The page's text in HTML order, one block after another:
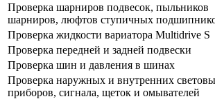
Проверка шарниров подвесок, пыльников
шарниров, люфтов ступичных
Проверка жидкости вариатора Multidrive S
Проверка передней и задней подвески
Проверка шин и давления в шинах
Проверка наружных и внутренних
приборов, сигнала, щеток и омывателей